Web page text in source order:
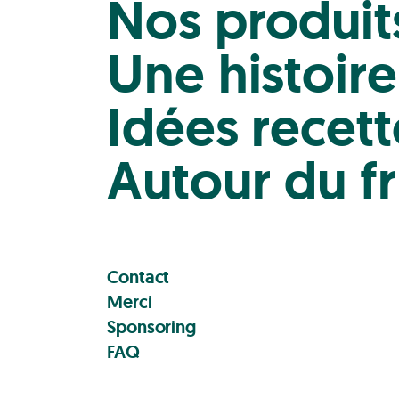
Nos
Une
Idées
Autour du
Contact
Merci
Sponsoring
FAQ